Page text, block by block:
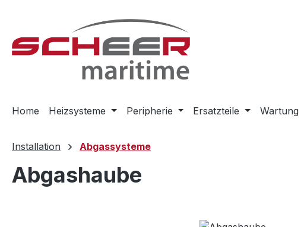
Home Heizsysteme Peripherie Ersatzteile Wartung
Installation Abgassysteme
Abgashaube